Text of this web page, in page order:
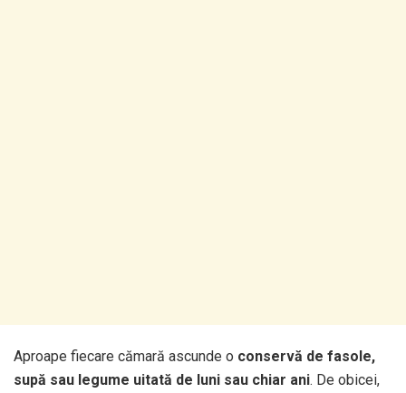
Aproape fiecare cămară ascunde o conservă de fasole,
supă sau legume uitată de luni sau chiar ani. De obicei,